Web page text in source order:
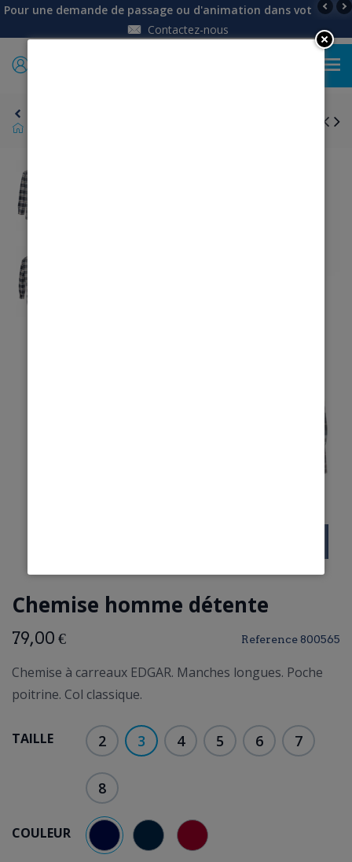
Pour une demande de passage ou d'animation dans votre
Contactez-nous
Chemise homme détente
Reference 800565
79,00 €
Chemise à carreaux EDGAR. Manches longues. Poche
poitrine. Col classique.
COULEUR BLEU BLEU MARINEBORDEAUX
TAILLE 2 3 4 5 6 7
8